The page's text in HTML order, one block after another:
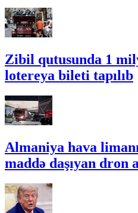
Zibil qutusunda 1
lotereya bileti tapılıb
Almaniya hava
maddə daşıyan dron